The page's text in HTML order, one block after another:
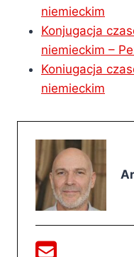
niemieckim
Konjugacja
niemieckim –
Koniugacja
niemieckim